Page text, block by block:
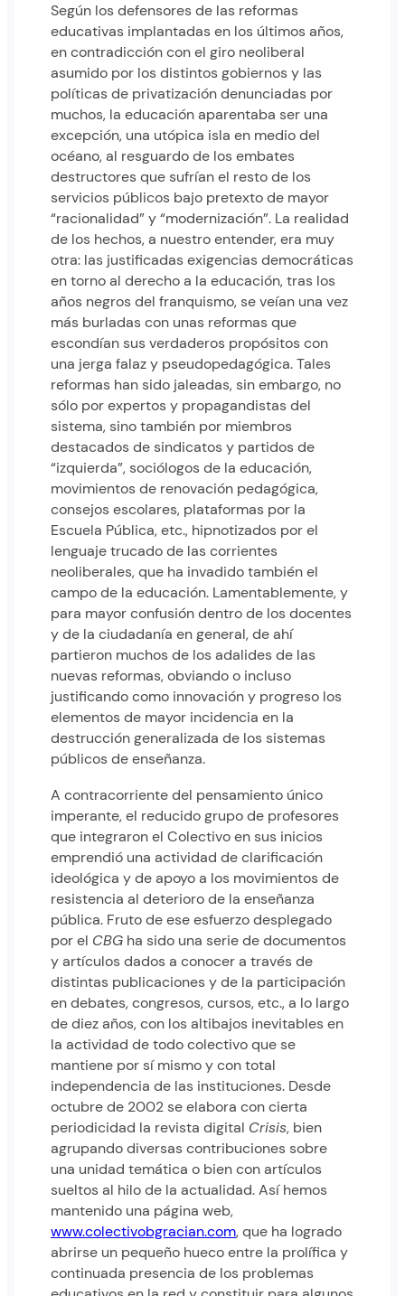
Según los defensores de las reformas
educativas implantadas en los últimos años,
en contradicción con el giro neoliberal
asumido por los distintos gobiernos y las
políticas de privatización denunciadas por
muchos, la educación aparentaba ser una
excepción, una utópica isla en medio del
océano, al resguardo de los embates
destructores que sufrían el resto de los
servicios públicos bajo pretexto de mayor
“racionalidad” y “modernización”. La realidad
de los hechos, a nuestro entender, era muy
otra: las justificadas exigencias democráticas
en torno al derecho a la educación, tras los
años negros del franquismo, se veían una vez
más burladas con unas reformas que
escondían sus verdaderos propósitos con
una jerga falaz y pseudopedagógica. Tales
reformas han sido jaleadas, sin embargo, no
sólo por expertos y propagandistas del
sistema, sino también por miembros
destacados de sindicatos y partidos de
“izquierda”, sociólogos de la educación,
movimientos de renovación pedagógica,
consejos escolares, plataformas por la
Escuela Pública, etc., hipnotizados por el
lenguaje trucado de las corrientes
neoliberales, que ha invadido también el
campo de la educación. Lamentablemente, y
para mayor confusión dentro de los docentes
y de la ciudadanía en general, de ahí
partieron muchos de los adalides de las
nuevas reformas, obviando o incluso
justificando como innovación y progreso los
elementos de mayor incidencia en la
destrucción generalizada de los sistemas
públicos de enseñanza.
A contracorriente del pensamiento único
imperante, el reducido grupo de profesores
que integraron el Colectivo en sus inicios
emprendió una actividad de clarificación
ideológica y de apoyo a los movimientos de
resistencia al deterioro de la enseñanza
pública. Fruto de ese esfuerzo desplegado
por el CBG ha sido una serie de documentos
y artículos dados a conocer a través de
distintas publicaciones y de la participación
en debates, congresos, cursos, etc., a lo largo
de diez años, con los altibajos inevitables en
la actividad de todo colectivo que se
mantiene por sí mismo y con total
independencia de las instituciones. Desde
octubre de 2002 se elabora con cierta
periodicidad la revista digital Crisis, bien
agrupando diversas contribuciones sobre
una unidad temática o bien con artículos
sueltos al hilo de la actualidad. Así hemos
mantenido una página web,
www.colectivobgracian.com, que ha logrado
abrirse un pequeño hueco entre la prolífica y
continuada presencia de los problemas